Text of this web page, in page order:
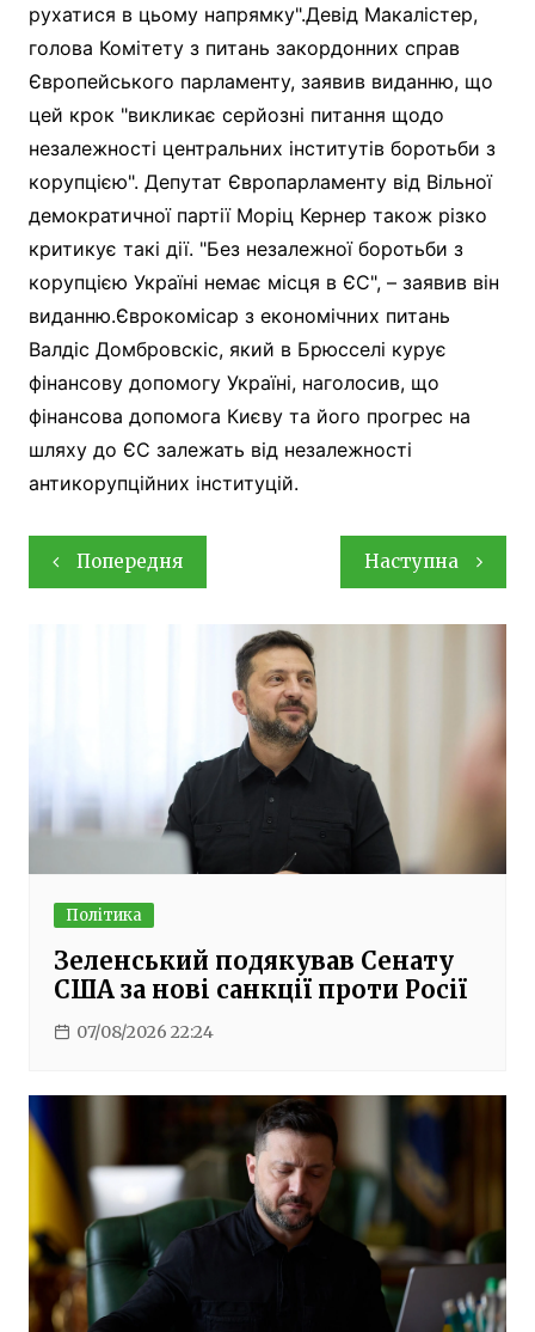
рухатися в цьому напрямку".Девід Макалістер,
голова Комітету з питань закордонних справ
Європейського парламенту, заявив виданню, що
цей крок "викликає серйозні питання щодо
незалежності центральних інститутів боротьби з
корупцією". Депутат Європарламенту від Вільної
демократичної партії Моріц Кернер також різко
критикує такі дії. "Без незалежної боротьби з
корупцією Україні немає місця в ЄС", – заявив він
виданню.Єврокомісар з економічних питань
Валдіс Домбровскіс, який в Брюсселі курує
фінансову допомогу Україні, наголосив, що
фінансова допомога Києву та його прогрес на
шляху до ЄС залежать від незалежності
антикорупційних інституцій.
Навігація
записів
Попередня Наступна
Політика
Зеленський подякував Сенату
США за нові санкції проти Росії
07/08/2026 22:24